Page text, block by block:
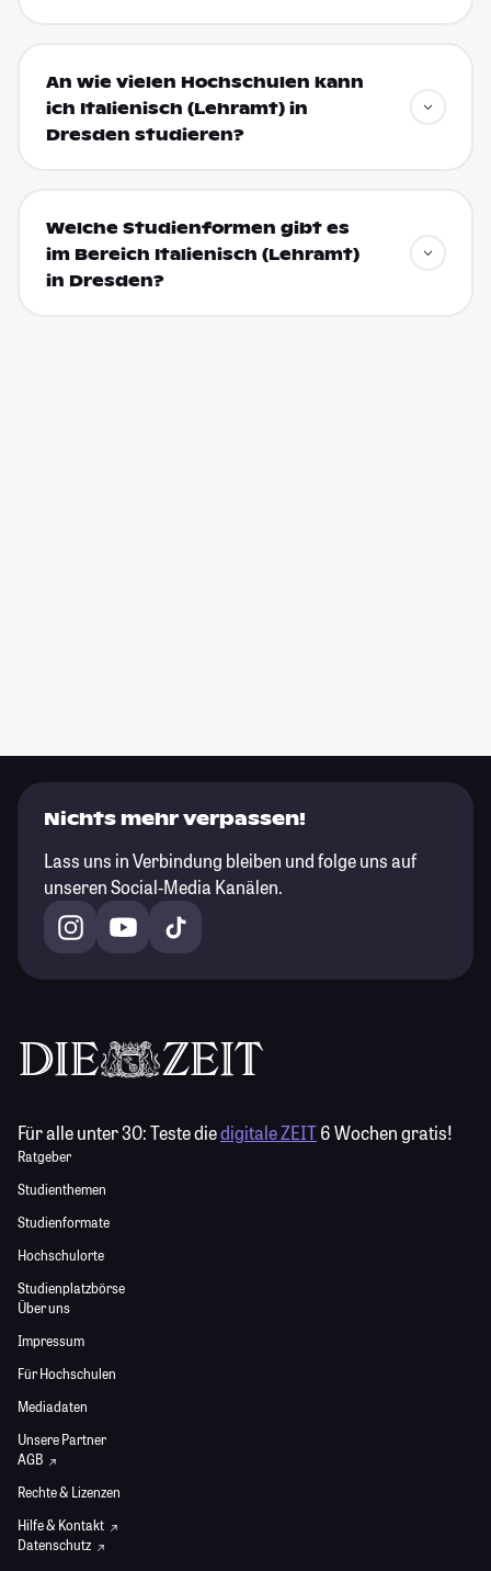
An wie vielen Hochschulen kann
ich Italienisch (Lehramt) in
Dresden studieren?
Welche Studienformen gibt es
im Bereich Italienisch (Lehramt)
in Dresden?
Nichts mehr verpassen!
Lass uns in Verbindung bleiben und folge uns auf
unseren Social-Media Kanälen.
Für alle unter 30:Teste diedigitale ZEIT6 Wochen gratis!
Ratgeber
Studienthemen
Studienformate
Hochschulorte
Studienplatzbörse
Über uns
Impressum
Für Hochschulen
Mediadaten
Unsere Partner
AGB
Rechte & Lizenzen
Hilfe & Kontakt
Datenschutz